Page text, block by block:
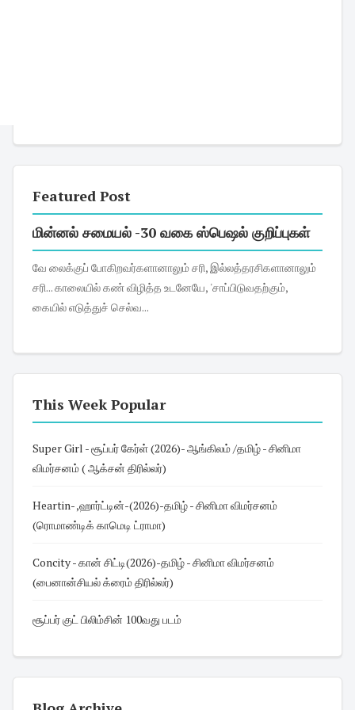
Featured Post
மின்னல் சமையல் -30 வகை ஸ்பெஷல் குறிப்புகள்
வே லைக்குப் போகிறவர்களானாலும் சரி, இல்லத்தரசிகளானாலும்
சரி... காலையில் கண் விழித்த உடனேயே, 'சாப்பிடுவதற்கும்,
கையில் எடுத்துச் செல்வ...
This Week Popular
Super Girl - சூப்பர் கேர்ள் (2026)- ஆங்கிலம் /தமிழ் - சினிமா
விமர்சனம் ( ஆக்சன் திரில்லர்)
Heartin- ,ஹார்ட்டின்-(2026)-தமிழ் - சினிமா விமர்சனம்
(ரொமாண்டிக் காமெடி ட்ராமா)
Concity - கான் சிட்டி(2026)-தமிழ் - சினிமா விமர்சனம்
(பைனான்சியல் க்ரைம் திரில்லர்)
சூப்பர் குட் பிலிம்சின் 100வது படம்